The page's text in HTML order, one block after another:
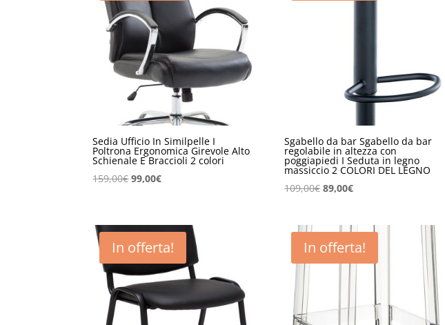
Sedia Ufficio In Similpelle I
Poltrona Ergonomica Girevole Alto
Schienale E Braccioli 2 colori
159,00€Il
era:
159,00€.
99,00€Il
è:
99,00€.
Sgabello da bar Sgabello da bar
regolabile in altezza con
poggiapiedi I Seduta in legno
massiccio 2 COLORI DEL LEGNO
109,00€Il
era:
109,00€.
89,00€Il
è:
89,00€.
In offerta! In offerta!